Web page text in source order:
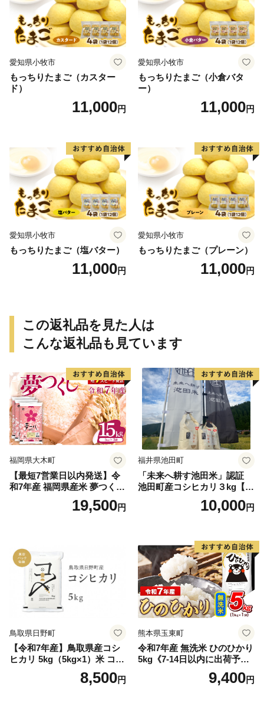
愛知県小牧市
もっちりたまご（カスター
ド）
11,000円
愛知県小牧市
もっちりたまご（小倉バタ
ー）
11,000円
愛知県小牧市
もっちりたまご（塩バター）
11,000円
愛知県小牧市
もっちりたまご（プレーン）
11,000円
この返礼品を見た人は
こんな返礼品も見ています
福岡県大木町
【最短7営業日以内発送】令
和7年産 福岡県産米 夢つくし
15kg 精米 ※北海道・沖縄・
19,500円
福井県池田町
「未来へ耕す池田米」認証
池田町産コシヒカリ３kg【お
1人様につき３セットまで】
10,000円
鳥取県日野町
【令和7年産】鳥取県産コシ
ヒカリ 5kg（5kg×1）米 コシ
ヒカリ こしひかり お米 白米
精米 5キロ おこめ こめ コメ
8,500円
熊本県玉東町
令和7年産 無洗米 ひのひかり
5kg《7-14日以内に出荷予定
(土日祝除く)》コメ 米 無洗米
高レビュー｜人気米 熊本県
9,400円